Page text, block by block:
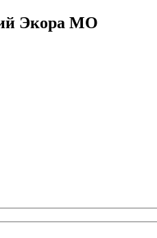
Экора МО